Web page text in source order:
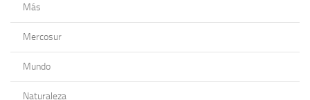
Más
Mercosur
Mundo
Naturaleza